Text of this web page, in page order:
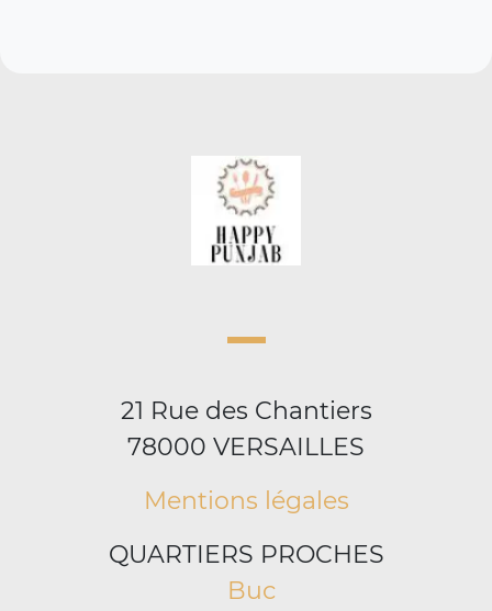
21 Rue des Chantiers
78000 VERSAILLES
Mentions légales
QUARTIERS PROCHES
Buc